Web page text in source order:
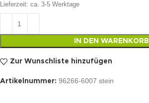
Lieferzeit: ca. 3-5 Werktage
IN DEN WARENKORB
Zur Wunschliste hinzufügen
Artikelnummer: 96266-6007 stein